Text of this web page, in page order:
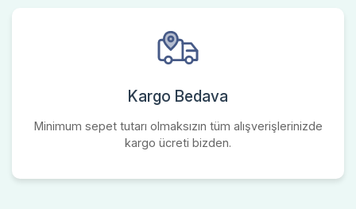
Kargo Bedava
Minimum sepet tutarı olmaksızın tüm alışverişlerinizde
kargo ücreti bizden.